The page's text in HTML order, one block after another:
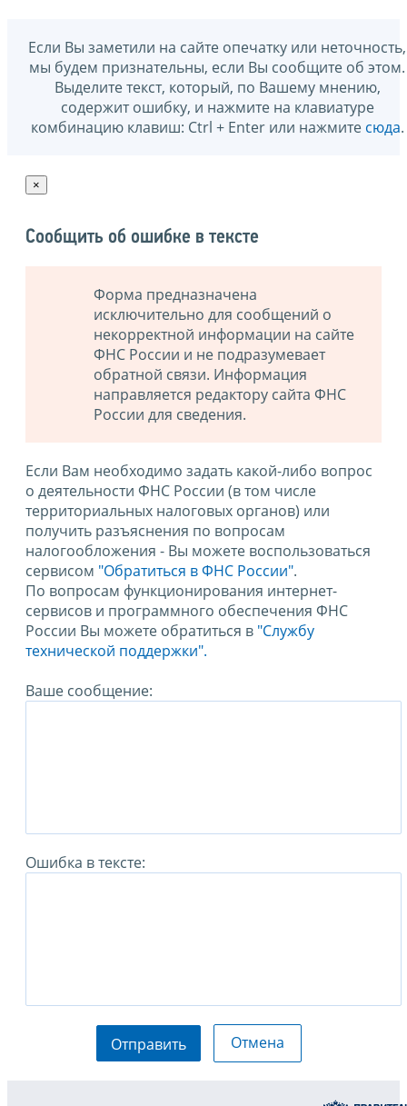
Если Вы заметили на сайте опечатку или неточность,
мы будем признательны, если Вы сообщите об этом.
Выделите текст, который, по Вашему мнению,
содержит ошибку, и нажмите на клавиатуре
комбинацию клавиш: Ctrl + Enter или нажмите сюда.
×
Сообщить об ошибке в тексте
Форма предназначена
исключительно для сообщений о
некорректной информации на сайте
ФНС России и не подразумевает
обратной связи. Информация
направляется редактору сайта ФНС
России для сведения.
Если Вам необходимо задать какой-либо вопрос
о деятельности ФНС России (в том числе
территориальных налоговых органов) или
получить разъяснения по вопросам
налогообложения - Вы можете воспользоваться
сервисом "Обратиться в ФНС России".
По вопросам функционирования интернет-
сервисов и программного обеспечения ФНС
России Вы можете обратиться в "Службу
технической поддержки".
Ваше сообщение:
Ошибка в тексте:
Отправить Отмена